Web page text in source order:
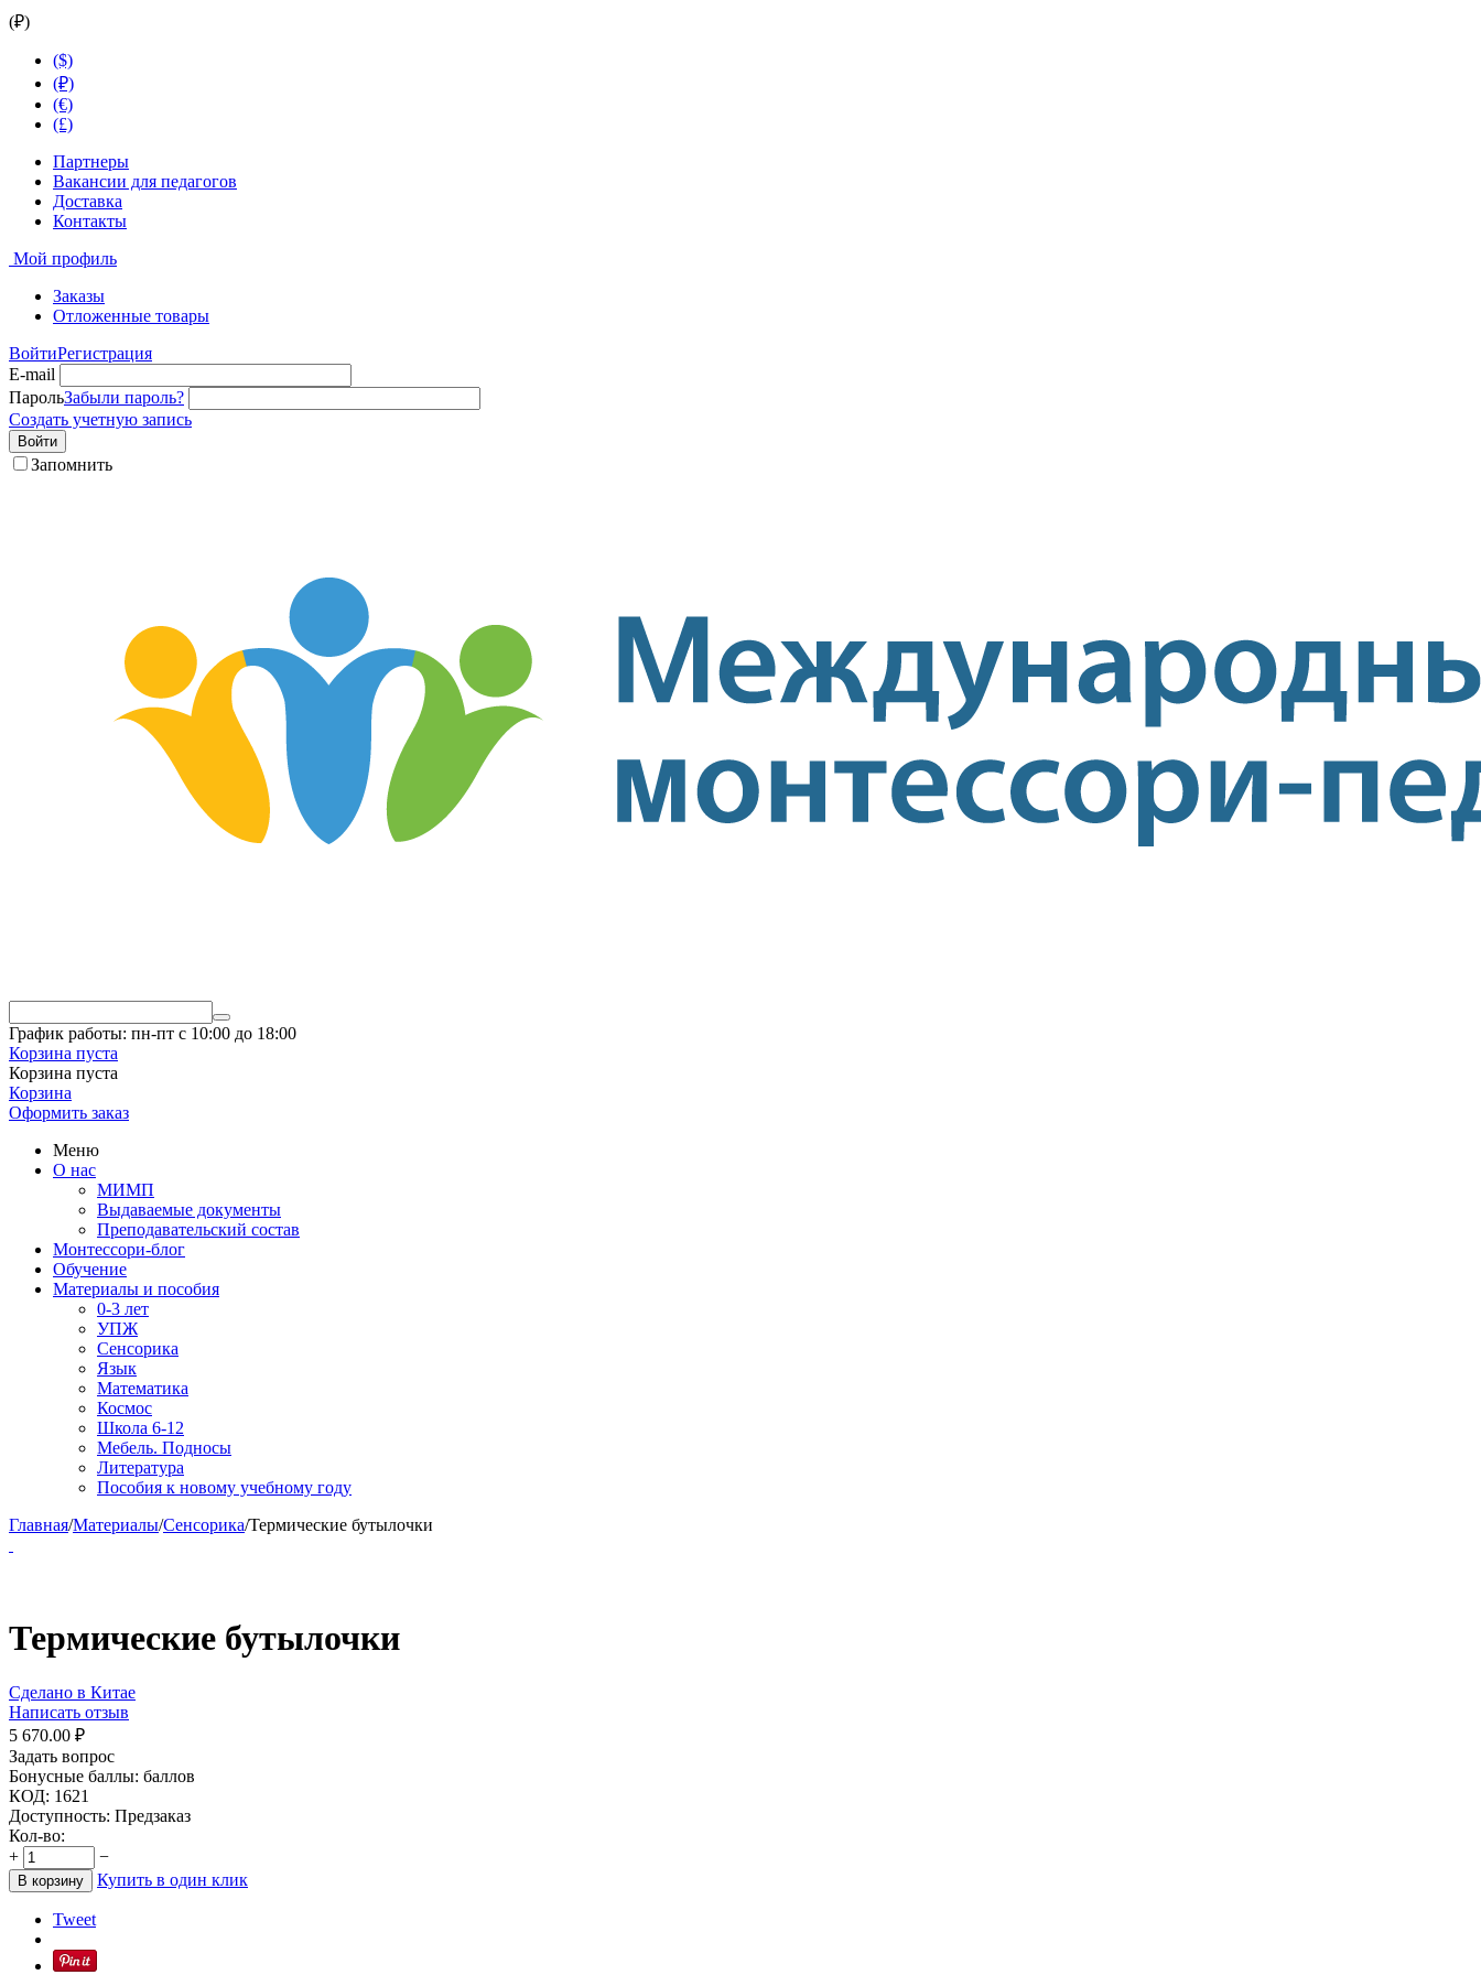
(₽)
($)
(₽)
(€)
(£)
Партнеры
Вакансии для педагогов
Доставка
Контакты
Мой профиль
Заказы
Отложенные товары
ВойтиРегистрация
E-mail
ПарольЗабыли пароль?
Создать учетную запись
Войти
Запомнить
График работы: пн-пт с 10:00 до 18:00
Корзина пуста
Корзина пуста
Корзина
Оформить заказ
Меню
О нас
МИМП
Выдаваемые документы
Преподавательский состав
Монтессори-блог
Обучение
Материалы и пособия
0-3 лет
УПЖ
Сенсорика
Язык
Математика
Космос
Школа 6-12
Мебель. Подносы
Литература
Пособия к новому учебному году
Главная/Материалы/Сенсорика/Термические бутылочки
Термические бутылочки
Сделано в Китае
Написать отзыв
5 670.00 ₽
Задать вопрос
Бонусные баллы: баллов
КОД: 1621
Доступность: Предзаказ
Кол-во:
+
−
В корзину Купить в один клик
Tweet